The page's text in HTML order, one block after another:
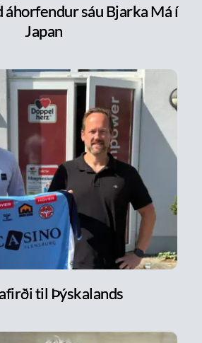
áhorfendur sáu Bjarka Má í
Japan
til Þýskalands